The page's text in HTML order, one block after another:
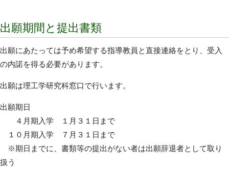
出願期間と提出書類
出願にあたっては予め希望する指導教員と直接連絡をとり、受入
の内諾を得る必要があります。
出願は理工学研究科窓口で行います。
出願期日
４月期入学 １月３１日まで
１０月期入学 ７月３１日まで
※期日までに、書類等の提出がない者は出願辞退者として取り
扱う